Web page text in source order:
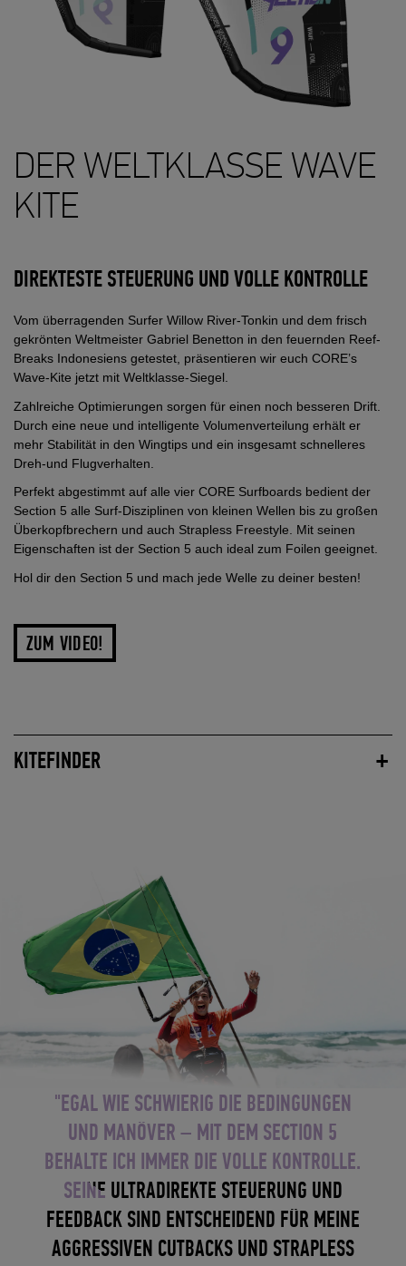
DER WELTKLASSE WAVE
KITE
DIREKTESTE STEUERUNG UND VOLLE KONTROLLE
Vom überragenden Surfer Willow River-Tonkin und dem frisch
gekrönten Weltmeister Gabriel Benetton in den feuernden Reef-
Breaks Indonesiens getestet, präsentieren wir euch CORE’s
Wave-Kite jetzt mit Weltklasse-Siegel.
Zahlreiche Optimierungen sorgen für einen noch besseren Drift.
Durch eine neue und intelligente Volumenverteilung erhält er
mehr Stabilität in den Wingtips und ein insgesamt schnelleres
Dreh-und Flugverhalten.
Perfekt abgestimmt auf alle vier CORE Surfboards bedient der
Section 5 alle Surf-Disziplinen von kleinen Wellen bis zu großen
Überkopfbrechern und auch Strapless Freestyle. Mit seinen
Eigenschaften ist der Section 5 auch ideal zum Foilen geeignet.
Hol dir den Section 5 und mach jede Welle zu deiner besten!
ZUM VIDEO!
KITEFINDER
"EGAL WIE SCHWIERIG DIE BEDINGUNGEN
UND MANÖVER – MIT DEM SECTION 5
BEHALTE ICH IMMER DIE VOLLE KONTROLLE.
SEINE ULTRADIREKTE STEUERUNG UND
FEEDBACK SIND ENTSCHEIDEND FÜR MEINE
AGGRESSIVEN CUTBACKS UND STRAPLESS